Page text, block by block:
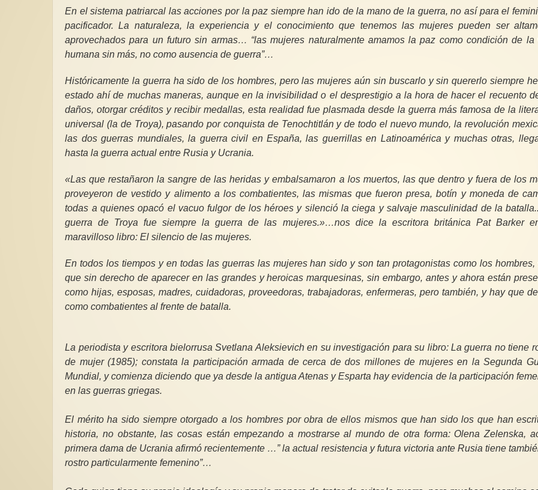
En el sistema patriarcal las acciones por la paz siempre han ido de la mano de la guerra, no así para el
pacificador. La naturaleza, la experiencia y el conocimiento que tenemos las mujeres pueden ser
aprovechados para un futuro sin armas… “las mujeres naturalmente amamos la paz como condición de la
humana sin más, no como ausencia de guerra”…
Históricamente la guerra ha sido de los hombres, pero las mujeres aún sin buscarlo y sin quererlo siempre
estado ahí de muchas maneras, aunque en la invisibilidad o el desprestigio a la hora de hacer el recuento
daños, otorgar créditos y recibir medallas, esta realidad fue plasmada desde la guerra más famosa de la
universal (la de Troya), pasando por conquista de Tenochtitlán y de todo el nuevo mundo, la revolución
las dos guerras mundiales, la guerra civil en España, las guerrillas en Latinoamérica y muchas otras,
hasta la guerra actual entre Rusia y Ucrania.
«Las que restañaron la sangre de las heridas y embalsamaron a los muertos, las que dentro y fuera de los
proveyeron de vestido y alimento a los combatientes, las mismas que fueron presa, botín y moneda de
todas a quienes opacó el vacuo fulgor de los héroes y silenció la ciega y salvaje masculinidad de la
guerra de Troya fue siempre la guerra de las mujeres.»…nos dice la escritora británica Pat Barker
maravilloso libro: El silencio de las mujeres.
En todos los tiempos y en todas las guerras las mujeres han sido y son tan protagonistas como los hombres,
que sin derecho de aparecer en las grandes y heroicas marquesinas, sin embargo, antes y ahora están
como hijas, esposas, madres, cuidadoras, proveedoras, trabajadoras, enfermeras, pero también, y hay que
como combatientes al frente de batalla.
La periodista y escritora bielorrusa Svetlana Aleksievich en su investigación para su libro: La guerra no tiene
de mujer (1985); constata la participación armada de cerca de dos millones de mujeres en la Segunda
Mundial, y comienza diciendo que ya desde la antigua Atenas y Esparta hay evidencia de la participación
en las guerras griegas.
El mérito ha sido siempre otorgado a los hombres por obra de ellos mismos que han sido los que han
historia, no obstante, las cosas están empezando a mostrarse al mundo de otra forma: Olena Zelenska,
primera dama de Ucrania afirmó recientemente …” la actual resistencia y futura victoria ante Rusia tiene
rostro particularmente femenino”…